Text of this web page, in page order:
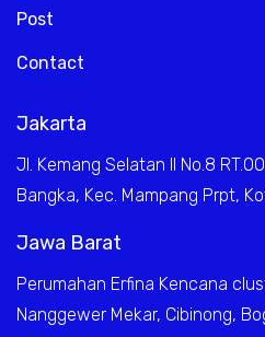
Post
Contact
Jakarta
Jl. Kemang Selatan II No.8
Bangka, Kec. Mampang Prpt,
Jawa Barat
Perumahan Erfina Kencana
Nanggewer Mekar, Cibinong,